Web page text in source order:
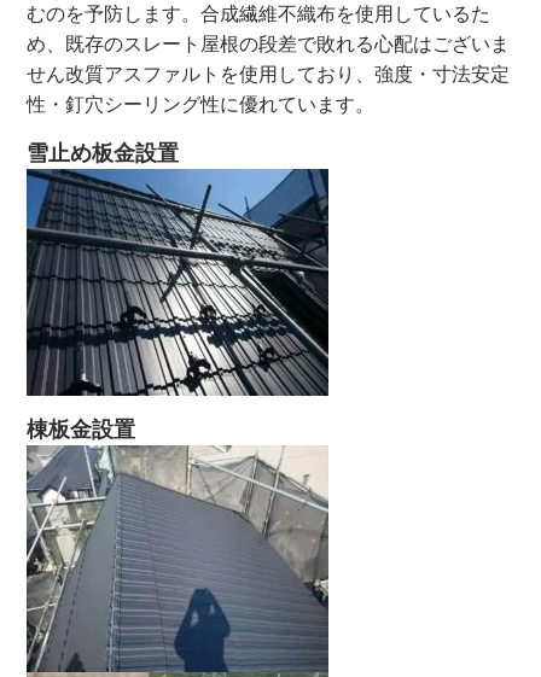
むのを予防します。合成繊維不織布を使用しているた
め、既存のスレート屋根の段差で敗れる心配はございま
せん改質アスファルトを使用しており、強度・寸法安定
性・釘穴シーリング性に優れています。
雪止め板金設置
棟板金設置